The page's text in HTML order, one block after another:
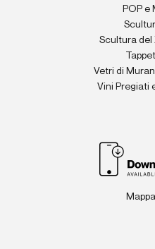
POP e
Scultura del
Vetri di
Vini Pregiati